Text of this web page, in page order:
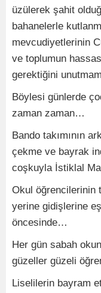
üzülerek şahit
bahanelerle
mevcudiyetlerinin
ve toplumun
gerektiğini
Böylesi günlerde
zaman zaman…
Bando takımının
çekme ve bayrak
coşkuyla İstiklal
Okul öğrencilerinin
yerine gidişlerine
öncesinde…
Her gün sabah
güzeller güzeli
Liselilerin bayram